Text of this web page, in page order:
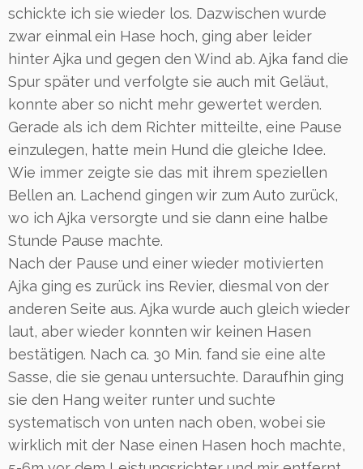
schickte ich sie wieder los. Dazwischen wurde
zwar einmal ein Hase hoch, ging aber leider
hinter Ajka und gegen den Wind ab. Ajka fand die
Spur später und verfolgte sie auch mit Geläut,
konnte aber so nicht mehr gewertet werden.
Gerade als ich dem Richter mitteilte, eine Pause
einzulegen, hatte mein Hund die gleiche Idee.
Wie immer zeigte sie das mit ihrem speziellen
Bellen an. Lachend gingen wir zum Auto zurück,
wo ich Ajka versorgte und sie dann eine halbe
Stunde Pause machte.
Nach der Pause und einer wieder motivierten
Ajka ging es zurück ins Revier, diesmal von der
anderen Seite aus. Ajka wurde auch gleich wieder
laut, aber wieder konnten wir keinen Hasen
bestätigen. Nach ca. 30 Min. fand sie eine alte
Sasse, die sie genau untersuchte. Daraufhin ging
sie den Hang weiter runter und suchte
systematisch von unten nach oben, wobei sie
wirklich mit der Nase einen Hasen hoch machte,